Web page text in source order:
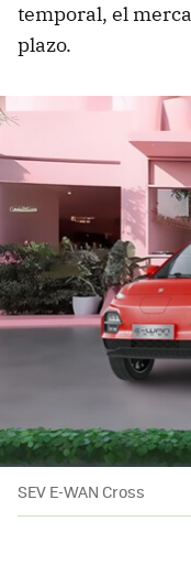
temporal, el
plazo.
SEV E-WAN Cross